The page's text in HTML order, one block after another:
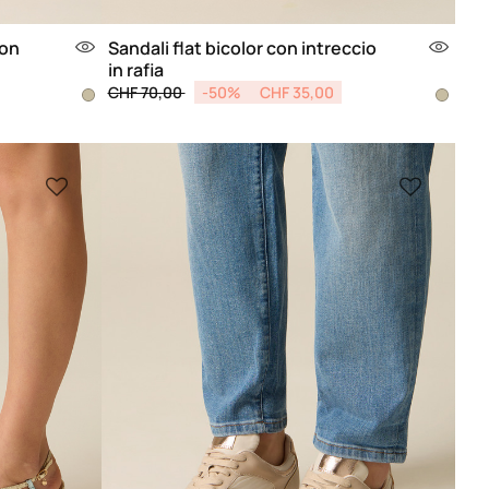
Sandali flat bicolor con intreccio
in rafia
Price reduced from
CHF 70,00to -50% CHF 35,00